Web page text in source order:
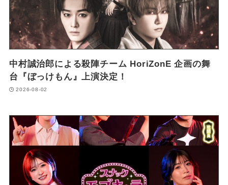
中村誠治郎による殺陣チーム HoriZonE 企画の舞
台『ぼっけもん』上演決定！
2026-08-02